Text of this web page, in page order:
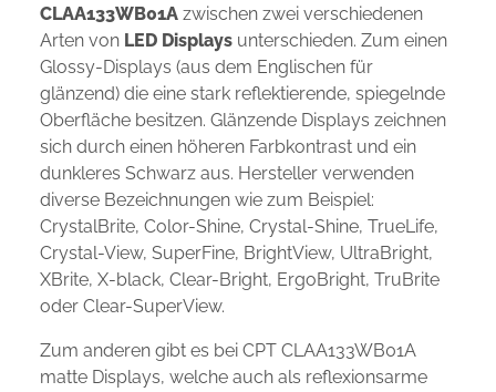
CLAA133WB01A zwischen zwei verschiedenen
Arten von LED Displays unterschieden. Zum einen
Glossy-Displays (aus dem Englischen für
glänzend) die eine stark reflektierende, spiegelnde
Oberfläche besitzen. Glänzende Displays zeichnen
sich durch einen höheren Farbkontrast und ein
dunkleres Schwarz aus. Hersteller verwenden
diverse Bezeichnungen wie zum Beispiel:
CrystalBrite, Color-Shine, Crystal-Shine, TrueLife,
Crystal-View, SuperFine, BrightView, UltraBright,
XBrite, X-black, Clear-Bright, ErgoBright, TruBrite
oder Clear-SuperView.
Zum anderen gibt es bei CPT CLAA133WB01A
matte Displays, welche auch als reflexionsarme